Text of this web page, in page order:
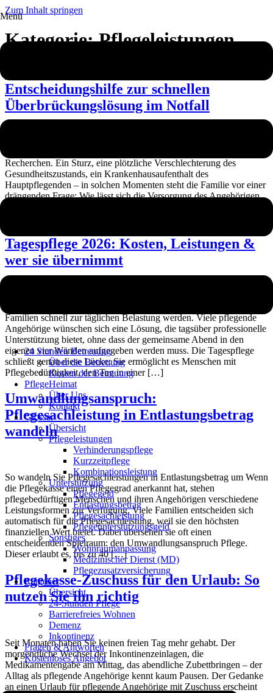
Zum Inhalt springen
Menü
24 Stunden Betreuung
Über die Betreuung
Kosten der Betreuung
PflegeHeimat
Über Uns
Kontakt
Glossar
Übersicht
Pflegeleistungen
Verhinderungspflege
Kurzzeitpflege
Kombinationsleistung
Unterstützung
Pflegegeld
Entlastungsbetrag
Pflegesachleistung
Pflegeunterstützungsgeld
Sonstiges
Wohnraumanpassung
Medizinischer Dienst (MD)
Pflegezusatzversicherung
Ratgeber
Übersicht
24-Stunden Pflege
Barrierefreies Wohnen
Demenz
Inkontinenz
Fragen & Antworten
Kostenloses Angebot
Kategorie:Pflegeleistungen
Entscheidungshilfe zur schnellen
Überbrückungslösung im Notfall
Recherchen. Ein Sturz, eine plötzliche Verschlechterung des
Gesundheitszustands, ein Krankenhausaufenthalt des
Hauptpflegenden – in solchen Momenten steht die Familie vor einer
drängenden Frage: Wie lässt sich die Versorgung des Angehörigen
Tagespflege 2026: Kosten, Leistungen &
wer sie übernimmt
Familien schnell zur täglichen Belastung werden. Viele pflegende
Angehörige wünschen sich eine Lösung, die tagsüber professionelle
Unterstützung bietet, ohne dass der gemeinsame Abend in den
eigenen vier Wänden aufgegeben werden muss. Die Tagespflege
schließt genau diese Lücke: Sie ermöglicht es Menschen mit
Pflegebedürftigkeit, den Tag in einer […]
Umwandlungsanspruch:
Pflegesachleistung in Entlastungsbetrag
wandeln
So wandeln Sie Pflegesachleistungen in Entlastungsbetrag um Wenn
die Pflegekasse einen Pflegegrad anerkannt hat, stehen
pflegebedürftigen Menschen und ihren Angehörigen verschiedene
Leistungsformen zur Verfügung. Viele Familien entscheiden sich
automatisch für die Pflegesachleistung, weil sie den höchsten
finanziellen Wert bietet. Dabei übersehen sie oft einen
entscheidenden Spielraum: den Umwandlungsanspruch Pflege.
Dieser erlaubt es, bis zu 40 […]
Pflegekasse-Zuschuss für den Urlaub: So
nutzen Sie ihn richtig
Seit Monaten haben Sie keinen freien Tag mehr gehabt. Der
morgendliche Wechsel der Inkontinenzeinlagen, die
Medikamentengabe am Mittag, das abendliche Zubettbringen – der
Alltag als pflegende Angehörige kennt kaum Pausen. Der Gedanke
an einen Urlaub für pflegende Angehörige mit Zuschuss erscheint